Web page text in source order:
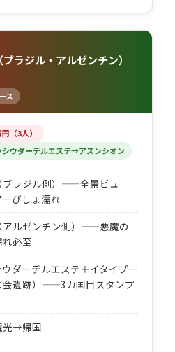
ラジル・アルゼンチン）
ス
（3人）
ウダーデルエステ→アスンシオン
ブラジル側）——全景ビュ
びしょ濡れ
アルゼンチン側）——悪魔の
必至
ダーデルエステ＋イタイプー
会遺跡）——3カ国目スタンプ
光→帰国